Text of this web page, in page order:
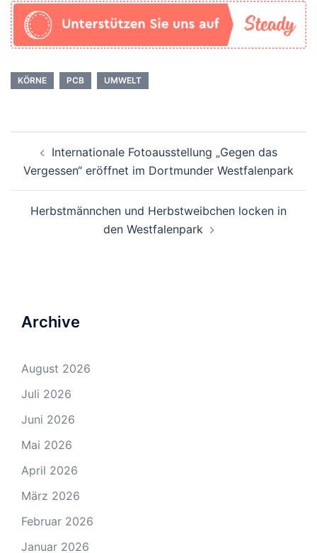
KÖRNE PCB UMWELT
Navigation
Internationale Fotoausstellung „Gegen das
Vergessen“ eröffnet im Dortmunder Westfalenpark
Herbstmännchen und Herbstweibchen locken in
den Westfalenpark
Archive
August 2026
Juli 2026
Juni 2026
Mai 2026
April 2026
März 2026
Februar 2026
Januar 2026